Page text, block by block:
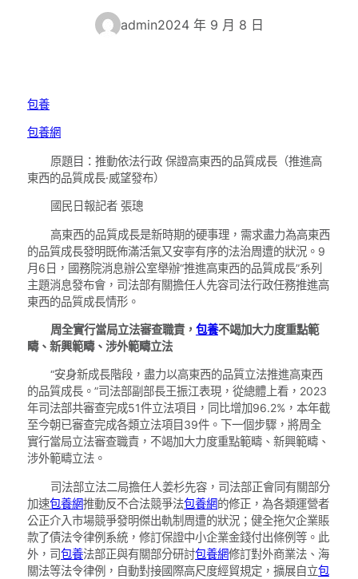
admin2024 年 9 月 8 日
包養
包養網
原題目：推動依法行政 保證高東西的品質成長（推進高
東西的品質成長·威望發布）
國民日報記者 張璁
高東西的品質成長是新時期的硬事理，需求盡力為高東西
的品質成長發明既佈滿活氣又安寧有序的法治周遭的狀況。9
月6日，國務院消息辦公室舉辦“推進高東西的品質成長”系列
主題消息發布會，司法部有關擔任人先容司法行政任務推進高
東西的品質成長情形。
周全實行當局立法審查職責， 包養不竭加大力度重點範
疇、新興範疇、涉外範疇立法
“安身新成長階段，盡力以高東西的品質立法推進高東西
的品質成長。”司法部副部長王振江表現，從總體上看，2023
年司法部共審查完成51件立法項目，同比增加96.2%，本年截
至今朝已審查完成各類立法項目39件。下一個步驟，將周全
實行當局立法審查職責，不竭加大力度重點範疇、新興範疇、
涉外範疇立法。
司法部立法二局擔任人姜杉先容，司法部正會同有關部分
加速包養網推動反不合法競爭法包養網的修正，為各類運營者
公正介入市場競爭發明傑出軌制周遭的狀況；健全拖欠企業賬
款了債法令律例系統，修訂保證中小企業金錢付出條例等。此
外，司包養法部正與有關部分研討包養網修訂對外商業法、海
關法等法令律例，自動對接國際高尺度經貿規定，擴展自立包